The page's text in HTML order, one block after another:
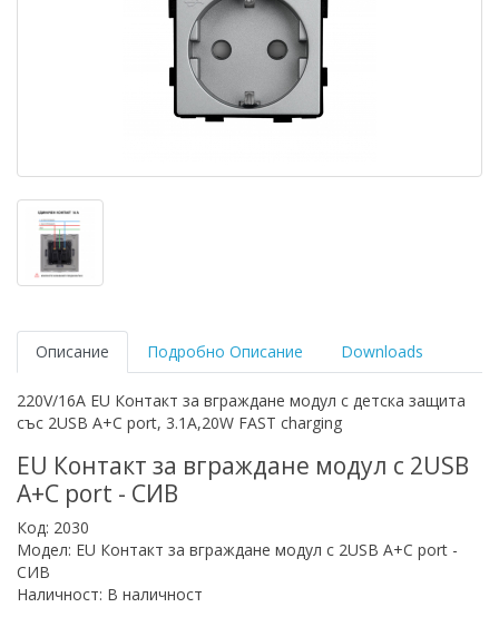
Описание Подробно Описание Downloads
220V/16A EU Контакт за вграждане модул с детска защита
със 2USB A+C port, 3.1A,20W FAST charging
EU Контакт за вграждане модул с 2USB
A+C port - СИВ
Код: 2030
Модел: EU Контакт за вграждане модул с 2USB A+C port -
СИВ
Наличност: В наличност